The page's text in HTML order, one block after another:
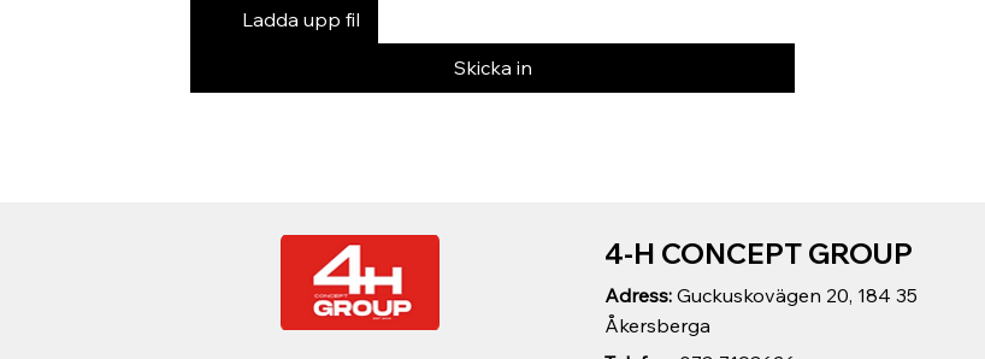
Ladda upp fil
Skicka in
Adress: Guckuskovägen 20, 184 35
Åkersberga
4-H CONCEPT GROUP